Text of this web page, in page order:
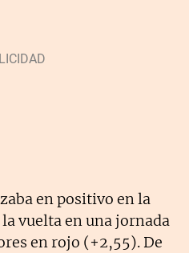
en positivo en la
vuelta en una jornada
en rojo (+2,55). De